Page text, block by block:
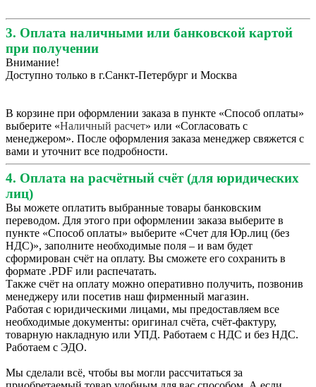
3. Оплата наличными или банковской картой
при получении
Внимание!
Доступно только в г.Санкт-Петербург и Москва
В корзине при оформлении заказа в пункте «Способ оплаты»
выберите «Наличный расчет» или «Согласовать с
менеджером». После оформления заказа менеджер свяжется с
вами и уточнит все подробности.
4. Оплата на расчётный счёт (для юридических
лиц)
Вы можете оплатить выбранные товары банковским
переводом. Для этого при оформлении заказа выберите в
пункте «Способ оплаты» выберите «Счет для Юр.лиц (без
НДС)», заполните необходимые поля – и вам будет
сформирован счёт на оплату. Вы сможете его сохранить в
формате .PDF или распечатать.
Также счёт на оплату можно оперативно получить, позвонив
менеджеру или посетив наш фирменный магазин.
Работая с юридическими лицами, мы предоставляем все
необходимые документы: оригинал счёта, счёт-фактуру,
товарную накладную или УПД. Работаем с НДС и без НДС.
Работаем с ЭДО.
Мы сделали всё, чтобы вы могли рассчитаться за